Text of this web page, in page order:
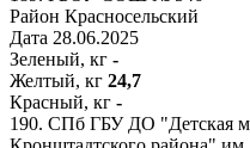
Район Красносельский
Дата 28.06.2025
Зеленый, кг -
Желтый, кг 24,7
Красный, кг -
190. СПб ГБУ ДО "Детская